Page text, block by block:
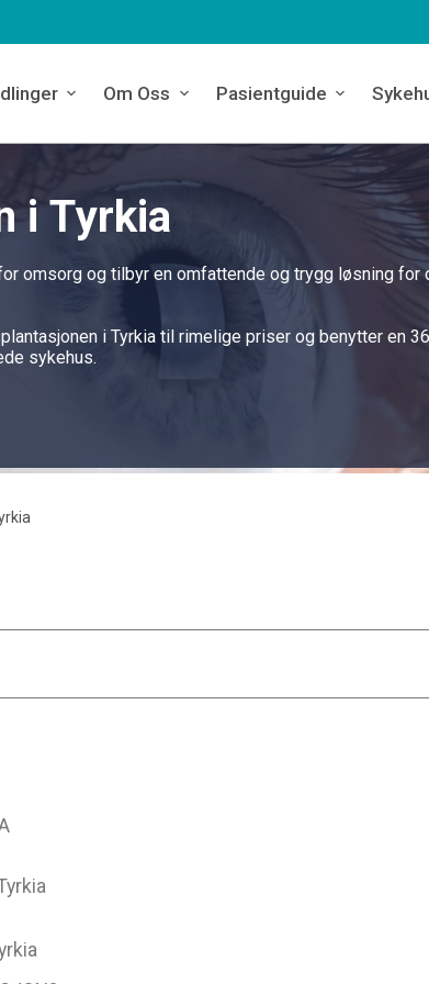
Om Oss Pasientguide
i Tyrkia
omsorg og tilbyr en omfattende og trygg løsning for
i Tyrkia til rimelige priser og benytter en
sykehus.